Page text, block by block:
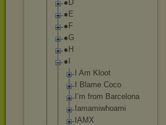
●D
●E
●F
●G
●H
●I
I Am Kloot
I Blame Coco
I’m from Barcelona
Iamamiwhoami
IAMX